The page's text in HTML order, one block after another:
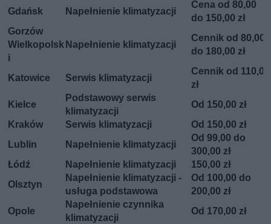
Gdańsk Napełnienie klimatyzacji
Cena od 80,00
do 150,00 zł
Gorzów
Wielkopolsk
i
Napełnienie klimatyzacji
Cennik od 80,00
do 180,00 zł
Katowice Serwis klimatyzacji
Cennik od 110,00
zł
Kielce
Podstawowy serwis
klimatyzacji
Od 150,00 zł
Kraków
Serwis klimatyzacji
Od 150,00 zł
Lublin
Napełnienie klimatyzacji
Od 99,00 do
300,00 zł
Łódź
Napełnienie klimatyzacji
150,00 zł
Olsztyn
Napełnienie klimatyzacji -
usługa podstawowa
Od 100,00 do
200,00 zł
Opole
Napełnienie czynnika
klimatyzacji
Od 170,00 zł